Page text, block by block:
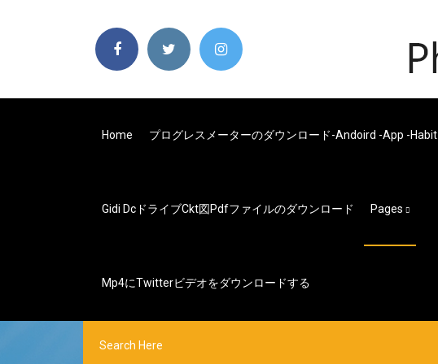
Home プログレスメーターのダウンロード-Andoird -app -habit
Gidi Dcドライブckt図pdfファイルのダウンロード Pages
Mp4にTwitterビデオをダウンロードする